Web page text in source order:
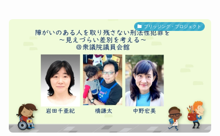
ブリッジング・プロジェクト